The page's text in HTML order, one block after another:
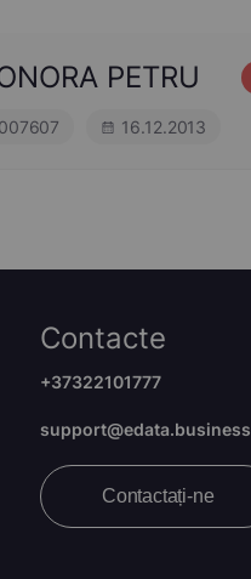
PETRU
16.12.2013
Contacte
+37322101777
support@edata.business
Contactați-ne